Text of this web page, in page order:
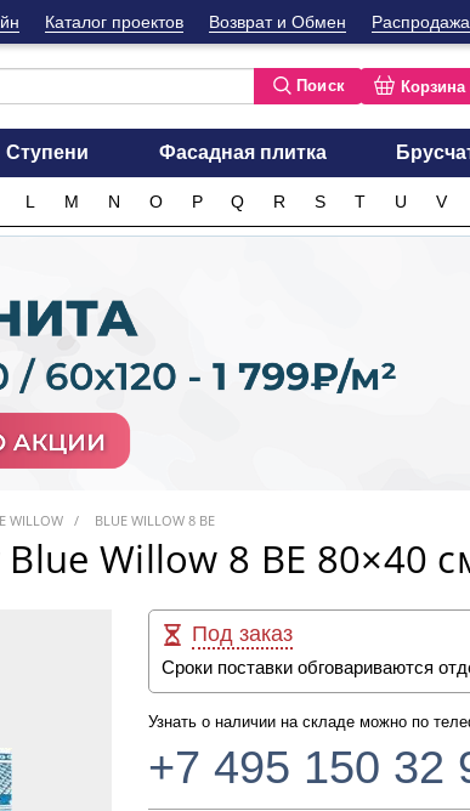
Каталог проектов Возврат и Обмен Распродажа
Поиск Корзина
Ступени Фасадная плитка
L M N O P Q R S T U V
WILLOW BLUE WILLOW 8 BE
Willow 8 BE 80×40
Под заказ
Сроки поставки обговариваются
Узнать о наличии на складе можно по
+7 495 150 32